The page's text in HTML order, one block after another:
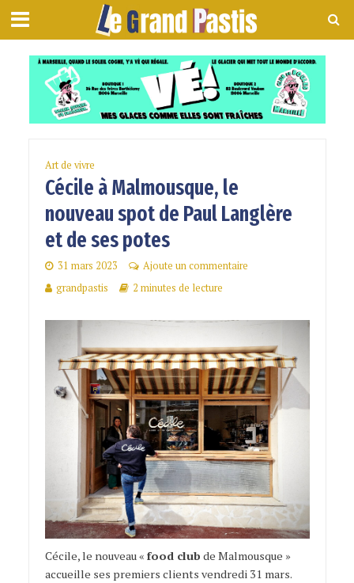
Art de vivre
Cécile à Malmousque, le
nouveau spot de Paul Langlère
et de ses potes
31 mars 2023
Ajoute un commentaire
grandpastis
2 minutes de lecture
Cécile, le nouveau « food club de Malmousque »
accueille ses premiers clients vendredi 31 mars.